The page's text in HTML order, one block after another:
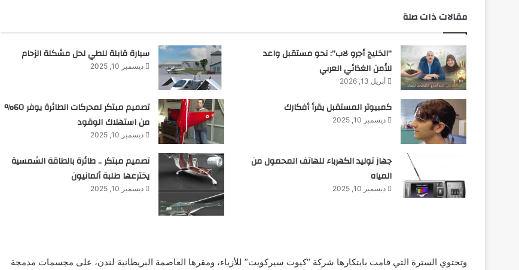
مقالات ذات صلة
“الخليج أجرو لاب”: نحو مستقبل واعد
للأمن الغذائي العربي
أبريل 13, 2026
سيارة قابلة للطي لحل مشكلة الزحام
ديسمبر 10, 2025
كمبيوتر المستقبل يقرأ أفكارك
ديسمبر 10, 2025
تصميم مبتكر لمحركات الطائرة يوفر 60%
من استهلاك الوقود
ديسمبر 10, 2025
جهاز توليد الكهرباء للهاتف المحمول من
المياه
ديسمبر 10, 2025
تصميم مبتكر .. طائرة بالطاقة الشمسية
يخترعها طلبة ألمانيون
ديسمبر 10, 2025
وتحتوي السترة التي قامت بابتكارها شركة “كيوت سيركويت” للأزياء، ومقرها العاصمة البريطانية لندن، على مجسمات مدمجة